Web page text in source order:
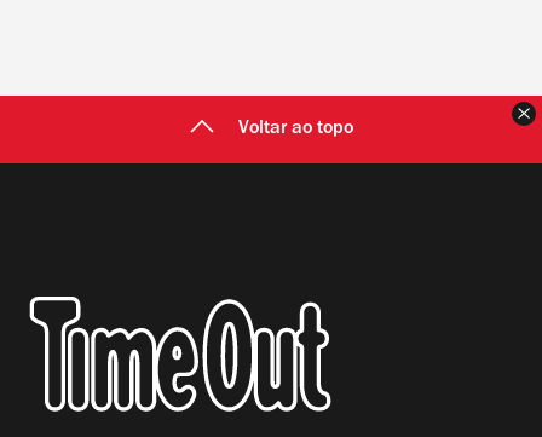
Voltar ao topo